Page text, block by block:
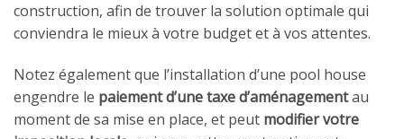
construction, afin de trouver la solution optimale qui
conviendra le mieux à votre budget et à vos attentes.
Notez également que l’installation d’une pool house
engendre le paiement d’une taxe d’aménagementau
moment de sa mise en place, et peut modifier votre